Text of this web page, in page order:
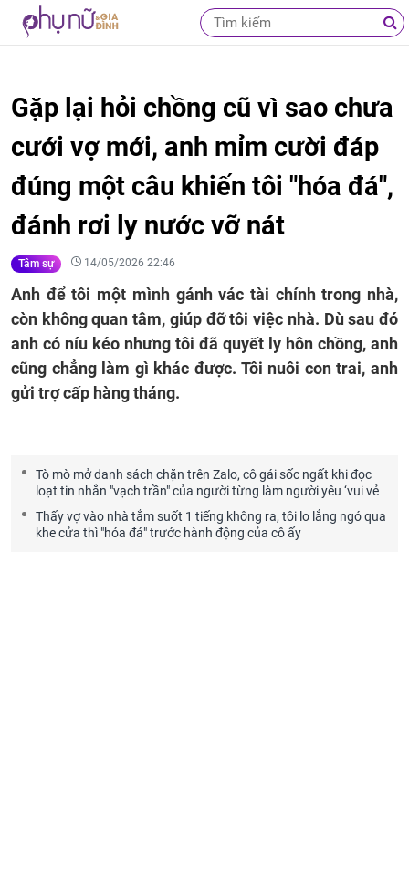
Gặp lại hỏi chồng cũ vì sao chưa
cưới vợ mới, anh mỉm cười đáp
đúng một câu khiến tôi "hóa đá",
đánh rơi ly nước vỡ nát
Tâm sự 14/05/2026 22:46
Anh để tôi một mình gánh vác tài chính trong nhà,
còn không quan tâm, giúp đỡ tôi việc nhà. Dù sau đó
anh có níu kéo nhưng tôi đã quyết ly hôn chồng, anh
cũng chẳng làm gì khác được. Tôi nuôi con trai, anh
gửi trợ cấp hàng tháng.
Tò mò mở danh sách chặn trên Zalo, cô gái sốc ngất khi đọc
loạt tin nhắn "vạch trần" của người từng làm người yêu ‘vui vẻ
Thấy vợ vào nhà tắm suốt 1 tiếng không ra, tôi lo lắng ngó qua
khe cửa thì "hóa đá" trước hành động của cô ấy